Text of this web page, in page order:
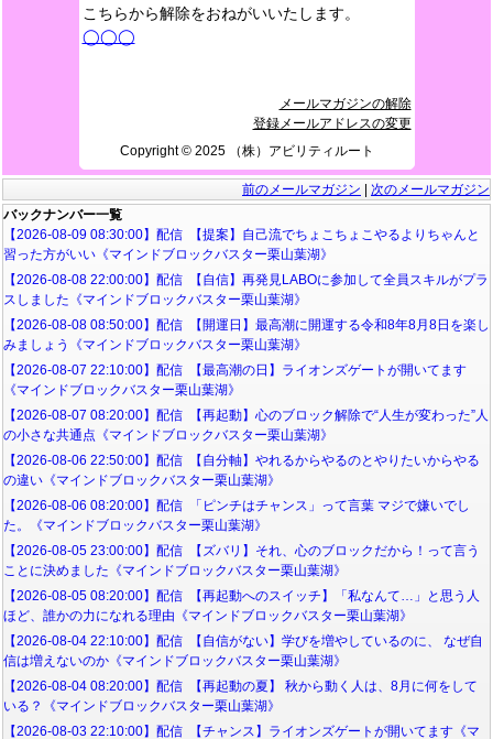
こちらから解除をおねがいいたします。
◯◯◯
メールマガジンの解除
登録メールアドレスの変更
Copyright ©️ 2025 （株）アビリティルート
前のメールマガジン
次のメールマガジン
バックナンバー一覧
【2026-08-09 08:30:00】配信 【提案】自己流でちょこちょこやるよりちゃんと
習った方がいい《マインドブロックバスター栗山葉湖》
【2026-08-08 22:00:00】配信 【自信】再発見LABOに参加して全員スキルがプラ
スしました《マインドブロックバスター栗山葉湖》
【2026-08-08 08:50:00】配信 【開運日】最高潮に開運する令和8年8月8日を楽し
みましょう《マインドブロックバスター栗山葉湖》
【2026-08-07 22:10:00】配信 【最高潮の日】ライオンズゲートが開いてます
《マインドブロックバスター栗山葉湖》
【2026-08-07 08:20:00】配信 【再起動】心のブロック解除で“人生が変わった”人
の小さな共通点《マインドブロックバスター栗山葉湖》
【2026-08-06 22:50:00】配信 【自分軸】やれるからやるのとやりたいからやる
の違い《マインドブロックバスター栗山葉湖》
【2026-08-06 08:20:00】配信 「ピンチはチャンス」って言葉 マジで嫌いでし
た。《マインドブロックバスター栗山葉湖》
【2026-08-05 23:00:00】配信 【ズバリ】それ、心のブロックだから！って言う
ことに決めました《マインドブロックバスター栗山葉湖》
【2026-08-05 08:20:00】配信 【再起動へのスイッチ】「私なんて…」と思う人
ほど、誰かの力になれる理由《マインドブロックバスター栗山葉湖》
【2026-08-04 22:10:00】配信 【自信がない】学びを増やしているのに、 なぜ自
信は増えないのか《マインドブロックバスター栗山葉湖》
【2026-08-04 08:20:00】配信 【再起動の夏】 秋から動く人は、8月に何をして
いる？《マインドブロックバスター栗山葉湖》
【2026-08-03 22:10:00】配信 【チャンス】ライオンズゲートが開いてます《マ